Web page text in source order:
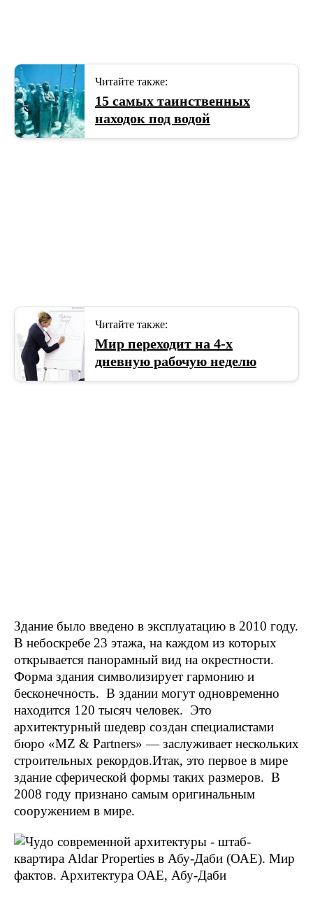
Читайте также:
15 самых таинственных
находок под водой
Читайте также:
Мир переходит на 4-х
дневную рабочую неделю
Здание было введено в эксплуатацию в 2010 году.
В небоскребе 23 этажа, на каждом из которых
открывается панорамный вид на окрестности.
Форма здания символизирует гармонию и
бесконечность. В здании могут одновременно
находится 120 тысяч человек. Это
архитектурный шедевр создан специалистами
бюро «MZ & Partners» — заслуживает нескольких
строительных рекордов.Итак, это первое в мире
здание сферической формы таких размеров. В
2008 году признано самым оригинальным
сооружением в мире.